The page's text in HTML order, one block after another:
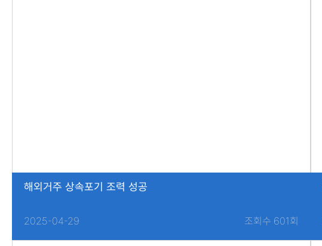
해외거주 상속포기 조력 성공
2025-04-29 조회수 601회